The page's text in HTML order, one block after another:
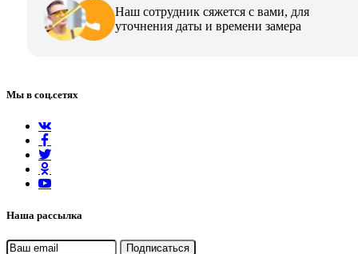
Наш сотрудник сяжется с вами, для
уточнения даты и времени замера
Мы в соц.сетях
Наша рассылка